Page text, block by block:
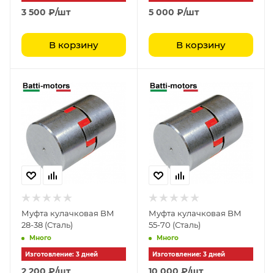
3 500 ₽/шт
В корзину
5 000 ₽/шт
В корзину
Муфта кулачковая BM
28-38 (Сталь)
Много
Изготовление: 3 дней
Муфта кулачковая BM
55-70 (Сталь)
Много
Изготовление: 3 дней